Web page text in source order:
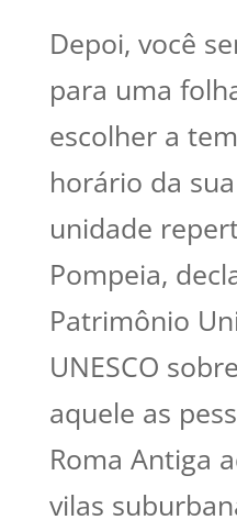
Depoi, você
para uma
escolher a
horário da
unidade
Pompeia,
Patrimônio
UNESCO
aquele as
Roma Antiga
vilas